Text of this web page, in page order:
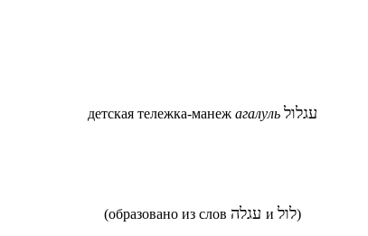
детская тележка-манеж агалуль עגלול
(образовано из слов и לול)